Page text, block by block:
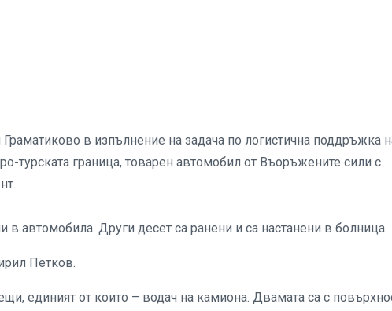
в изпълнение на задача по логистична поддръжка
турската граница, товарен автомобил от Въоръжените сили с
автомобила. Други десет са ранени и са настанени в болница.
Петков.
единият от които – водач на камиона. Двамата са с